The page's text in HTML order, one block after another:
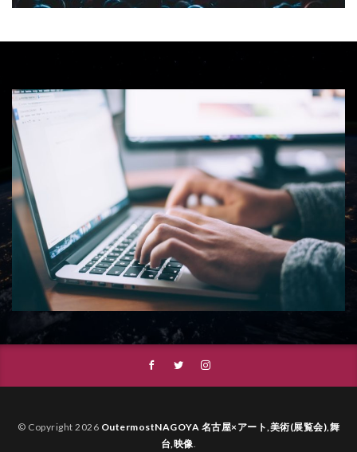
© Copyright 2026 OutermostNAGOYA 名古屋×アート,美術(展覧会),舞
台,映像